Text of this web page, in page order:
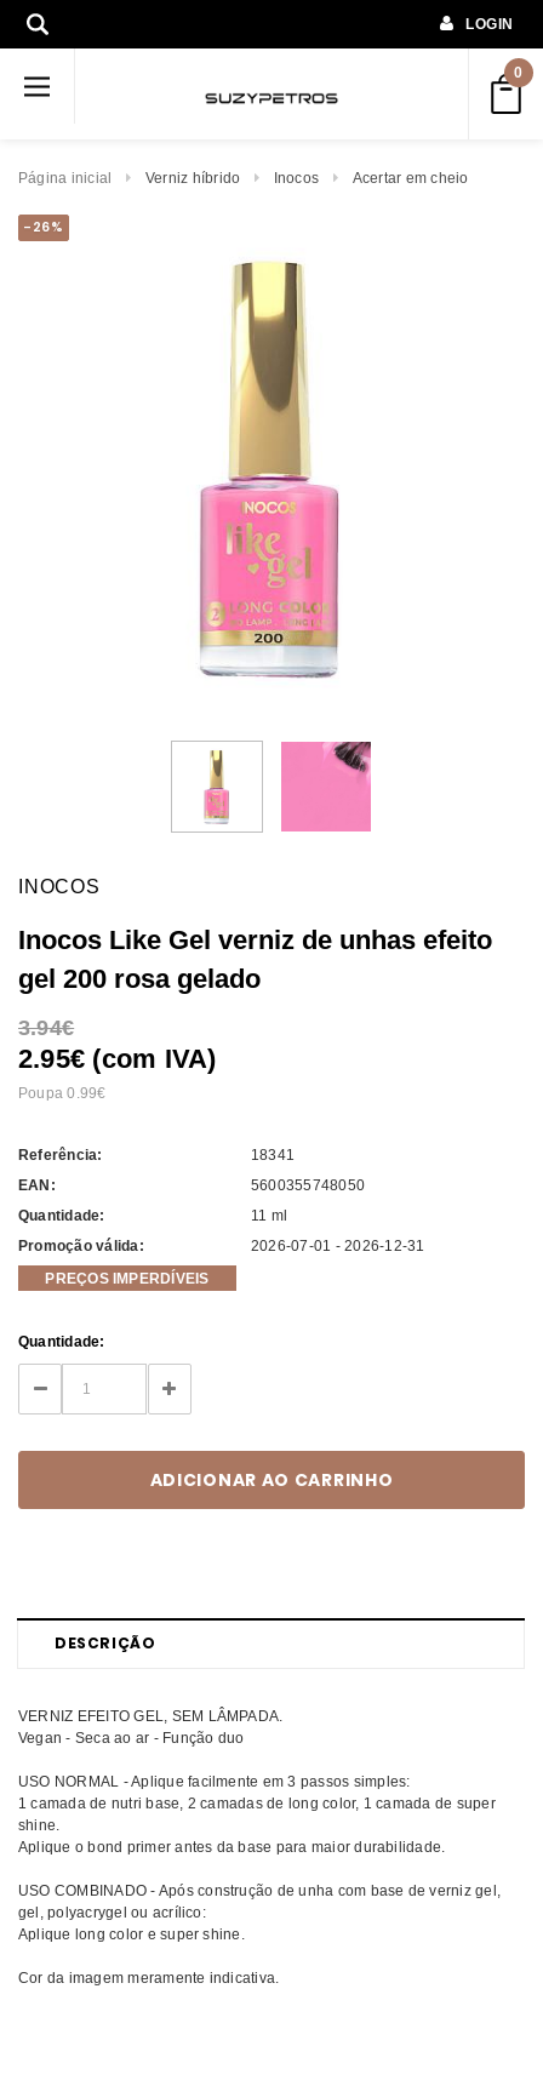
LOGIN
0
Página inicial Verniz híbrido Inocos Acertar em cheio
-26%
INOCOS
Inocos Like Gel verniz de unhas efeito
gel 200 rosa gelado
3.94
2.95€ (com IVA)
Poupa 0.99
Referência:
18341
EAN:
5600355748050
Quantidade:
11 ml
Promoção válida:
2026-07-01 - 2026-12-31
PREÇOS IMPERDÍVEIS
Current
Stock:
Quantidade:
DECREASE
QUANTITY:
INCREASE
QUANTITY:
DESCRIÇÃO
VERNIZ EFEITO GEL, SEM LÂMPADA.
Vegan - Seca ao ar - Função duo
USO NORMAL - Aplique facilmente em 3 passos simples:
1 camada de nutri base, 2 camadas de long color, 1 camada de super
shine.
Aplique o bond primer antes da base para maior durabilidade.
USO COMBINADO - Após construção de unha com base de verniz gel,
gel, polyacrygel ou acrílico:
Aplique long color e super shine.
Cor da imagem meramente indicativa.